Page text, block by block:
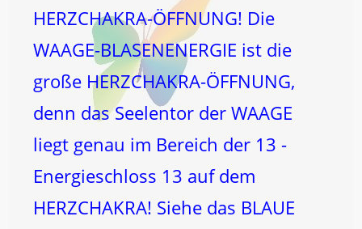
HERZCHAKRA-ÖFFNUNG! Die
WAAGE-BLASENENERGIE ist die
große HERZCHAKRA-ÖFFNUNG,
denn das Seelentor der WAAGE
liegt genau im Bereich der 13 -
Energieschloss 13 auf dem
HERZCHAKRA! Siehe das BLAUE